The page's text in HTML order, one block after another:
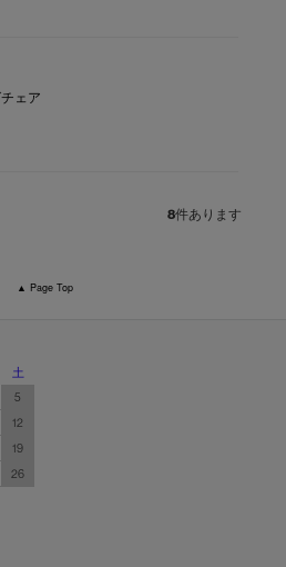
ェア
8件あります
▲ Page Top
土
5
12
19
26